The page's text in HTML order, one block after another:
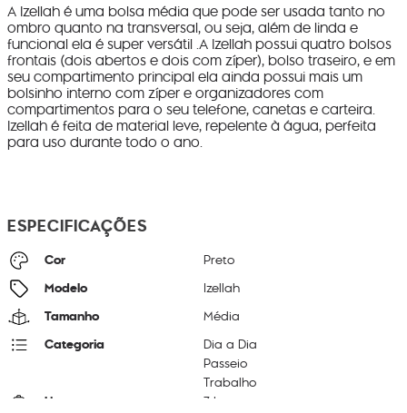
A Izellah é uma bolsa média que pode ser usada tanto no
ombro quanto na transversal, ou seja, além de linda e
funcional ela é super versátil .A Izellah possui quatro bolsos
frontais (dois abertos e dois com zíper), bolso traseiro, e em
seu compartimento principal ela ainda possui mais um
bolsinho interno com zíper e organizadores com
compartimentos para o seu telefone, canetas e carteira.
Izellah é feita de material leve, repelente à água, perfeita
para uso durante todo o ano.
ESPECIFICAÇÕES
Cor Preto
Modelo Izellah
Tamanho Média
Categoria
Dia a Dia
Passeio
Trabalho
Litragem 7 L